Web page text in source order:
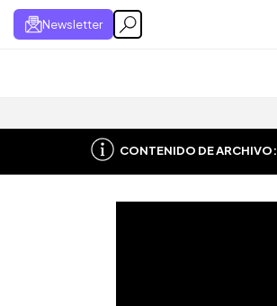
Newsletter
CONTENIDO DE ARCHIVO: